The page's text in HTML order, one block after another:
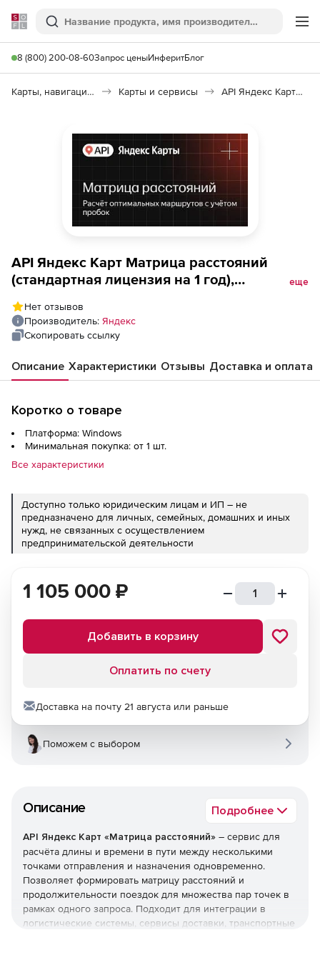
Softline
Поиск
8 (800) 200-08-60Запрос ценыИнферитБлог
Карты, навигация, путешествия Карты и сервисы API Яндекс Карт Матрица расстояний
API Яндекс Карт Матрица расстояний
(стандартная лицензия на 1 год),
сутки до 25000
еще
Нет отзывов
Производитель: Яндекс
Скопировать ссылку
Описание Характеристики Отзывы Доставка и оплата
Коротко о товаре
Платформа: Windows
Минимальная покупка: от 1 шт.
Все характеристики
Доступно только юридическим лицам и ИП – не
предназначено для личных, семейных, домашних и иных
нужд, не связанных с осуществлением
предпринимательской деятельности
Описание Подробнее
API Яндекс Карт «Матрица расстояний» – сервис для
расчёта длины и времени в пути между несколькими
точками отправления и назначения одновременно.
Позволяет формировать матрицу расстояний и
продолжительности поездок для множества пар точек в
рамках одного запроса. Подходит для интеграции в
логистические системы, сервисы доставки, транспортные
1 105 000 ₽
Добавить в корзину
Оплатить по счету
Доставка на почту 21 августа или раньше
Поможем с выбором